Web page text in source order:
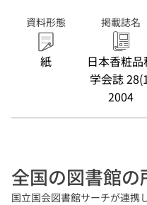
資料形態
紙
掲載誌名
日本香粧品
学会誌
2004
全国の図書館の
国立国会図書館サーチが連携